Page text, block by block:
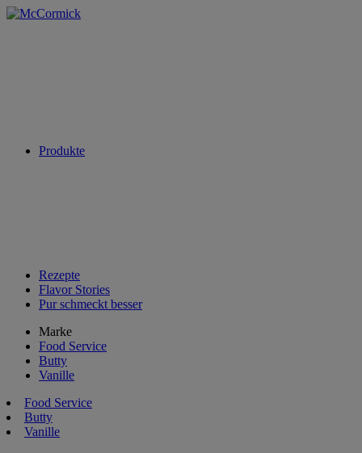
Produkte
Rezepte
Flavor Stories
Pur schmeckt besser
Marke
Food Service
Butty
Vanille
Food Service
Butty
Vanille